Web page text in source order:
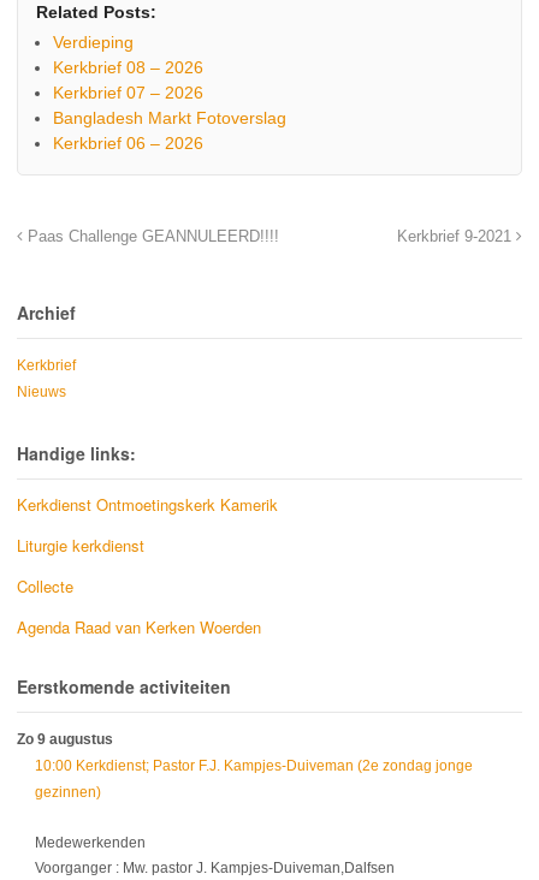
Related Posts:
Verdieping
Kerkbrief 08 – 2026
Kerkbrief 07 – 2026
Bangladesh Markt Fotoverslag
Kerkbrief 06 – 2026
Paas Challenge GEANNULEERD!!!! Kerkbrief 9-2021
Archief
Kerkbrief
Nieuws
Handige links:
Kerkdienst Ontmoetingskerk Kamerik
Liturgie kerkdienst
Collecte
Agenda Raad van Kerken Woerden
Eerstkomende activiteiten
Zo 9 augustus
10:00 Kerkdienst; Pastor F.J. Kampjes-Duiveman (2e zondag jonge
gezinnen)
Medewerkenden
Voorganger : Mw. pastor J. Kampjes-Duiveman,Dalfsen